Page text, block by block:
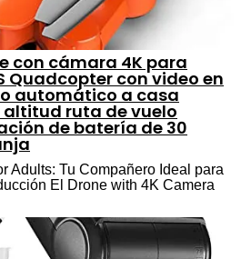
con cámara 4K para
Quadcopter con video en
automático a casa
ruta de vuelo
de batería de 30
Adults: Tu Compañero Ideal para
El Drone with 4K Camera